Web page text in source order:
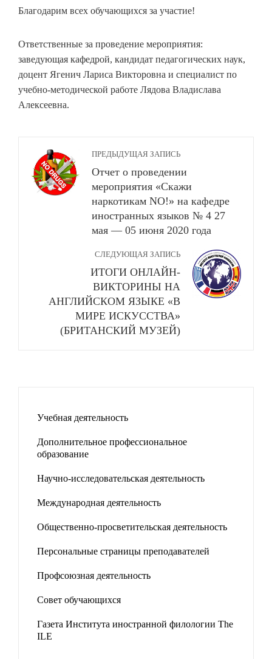
Благодарим всех обучающихся за участие!
Ответственные за проведение мероприятия:
заведующая кафедрой, кандидат педагогических наук,
доцент Ягенич Лариса Викторовна и специалист по
учебно-методической работе Лядова Владислава
Алексеевна.
ПРЕДЫДУЩАЯ ЗАПИСЬ
Отчет о проведении
мероприятия «Скажи
наркотикам NO!» на кафедре
иностранных языков № 4 27
мая — 05 июня 2020 года
СЛЕДУЮЩАЯ ЗАПИСЬ
ИТОГИ ОНЛАЙН-
ВИКТОРИНЫ НА
АНГЛИЙСКОМ ЯЗЫКЕ «В
МИРЕ ИСКУССТВА»
(БРИТАНСКИЙ МУЗЕЙ)
Учебная деятельность
Дополнительное профессиональное
образование
Научно-исследовательская деятельность
Международная деятельность
Общественно-просветительская деятельность
Персональные страницы преподавателей
Профсоюзная деятельность
Совет обучающихся
Газета Института иностранной филологии The
ILE